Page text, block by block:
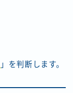
」を判断します。